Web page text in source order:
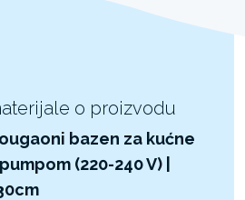
o proizvodu
bazen za kućne
(220-240 V) |